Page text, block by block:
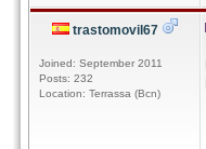
trastomovil67
Joined: September 2011
Posts: 232
Location: Terrassa (Bcn)